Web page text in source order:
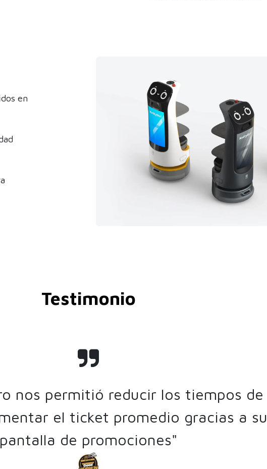
en
Testimonio
nos permitió reducir los tiempos de
el ticket promedio gracias a su
pantalla de promociones"